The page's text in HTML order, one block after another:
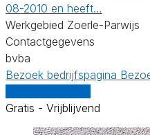
08-2010 en heeft…
Werkgebied Zoerle-Parwijs
Contactgegevens
bvba
Bezoek bedrijfspagina
Gratis - Vrijblijvend